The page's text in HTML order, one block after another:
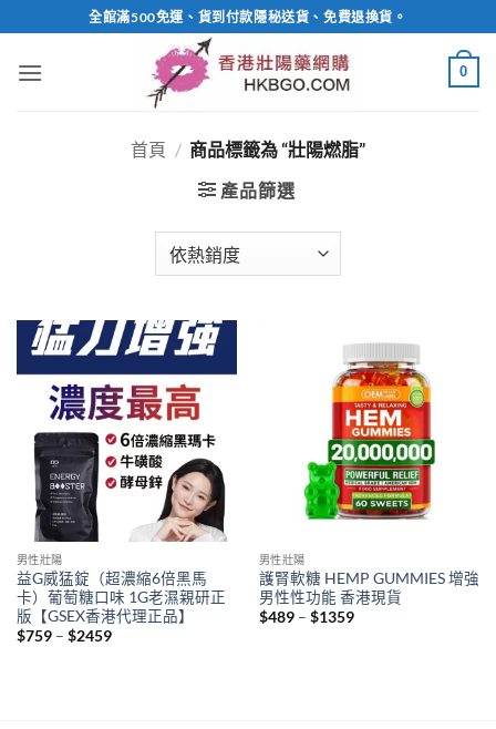
to
content
全館滿500免運、貨到付款隱秘送貨、免費退換貨。
0
首頁 / 商品標籤為 “壯陽燃脂”
產品篩選
男性壯陽
益G威猛錠（超濃縮6倍黑馬
卡）葡萄糖口味 1G老濕親研正
版【GSEX香港代理正品】
$759 – $2459Price
男性壯陽
護腎軟糖 HEMP GUMMIES 增強
男性性功能 香港現貨
$489 – $1359Price